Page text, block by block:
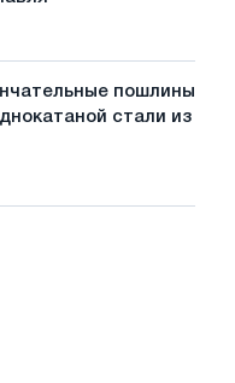
пошлины
стали из